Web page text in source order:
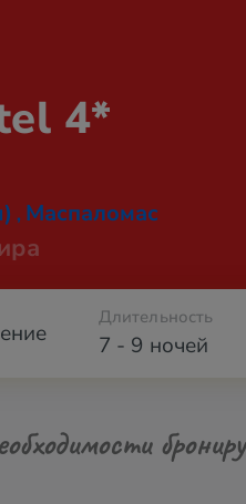
4*
, Маспаломас
7 - 9 ночей
Длительность